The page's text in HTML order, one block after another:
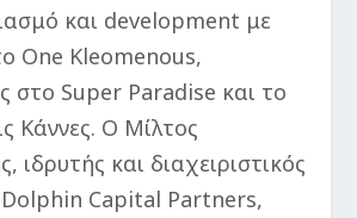
και development με
One Kleomenous,
στο Super Paradise και το
Κάννες. Ο Μίλτος
ιδρυτής και διαχειριστικός
Dolphin Capital Partners,